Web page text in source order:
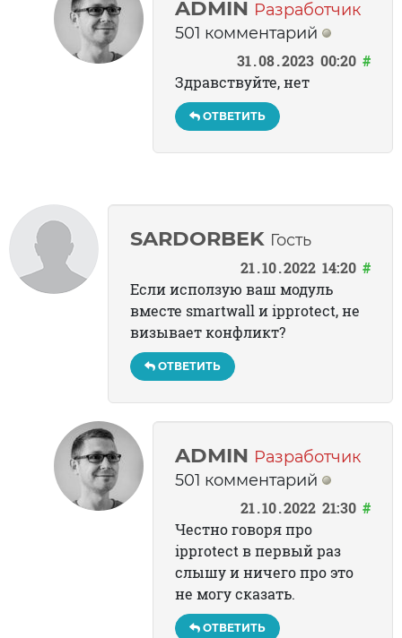
ADMIN Разработчик
501 комментарий
31 08 2023 00:20 #
Здравствуйте, нет
ОТВЕТИТЬ
SARDORBEK Гость
21 10 2022 14:20 #
Если исползую ваш модуль
вместе smartwall и ipprotect, не
визывает конфликт?
ОТВЕТИТЬ
ADMIN Разработчик
501 комментарий
21 10 2022 21:30 #
Честно говоря про
ipprotect в первый раз
слышу и ничего про это
не могу сказать.
ОТВЕТИТЬ